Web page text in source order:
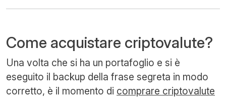
Come acquistare criptovalute?
Una volta che si ha un portafoglio e si è
eseguito il backup della frase segreta in modo
corretto, è il momento di comprare criptovalute